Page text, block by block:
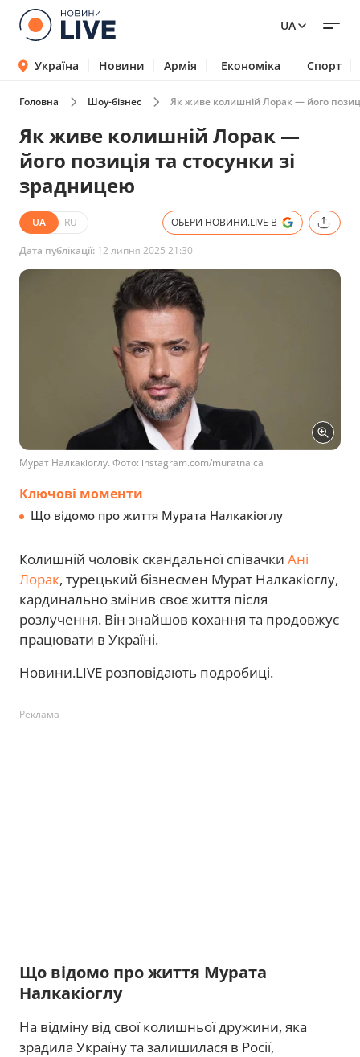
UA
Україна Новини Армія Економіка Спорт
Головна Шоу-бізнес Як живе колишній Лорак — його
Як живе колишній Лорак —
його позиція та стосунки зі
зрадницею
UA RU ОБЕРИ НОВИНИ.LIVE В
Дата публікації: 12 липня 2025 21:30
Мурат Налкакіоглу. Фото: instagram.com/muratnalca
Ключові моменти
Що відомо про життя Мурата Налкакіоглу
Колишній чоловік скандальної співачки Ані
Лорак, турецький бізнесмен Мурат Налкакіоглу,
кардинально змінив своє життя після
розлучення. Він знайшов кохання та продовжує
працювати в Україні.
Новини.LIVE розповідають подробиці.
Реклама
Що відомо про життя Мурата
Налкакіоглу
На відміну від свої колишньої дружини, яка
зрадила Україну та залишилася в Росії,